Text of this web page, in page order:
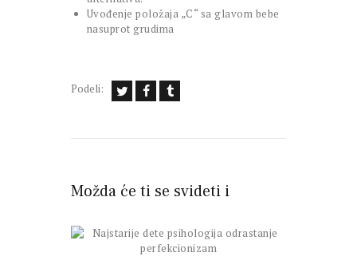
Uvođenje položaja „C“ sa glavom bebe
nasuprot grudima
Podeli:
Možda će ti se svideti i